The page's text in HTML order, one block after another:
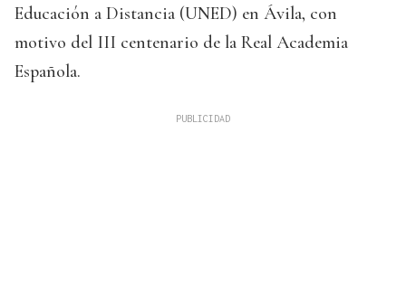
Educación a Distancia (UNED) en Ávila, con
motivo del III centenario de la Real Academia
Española.